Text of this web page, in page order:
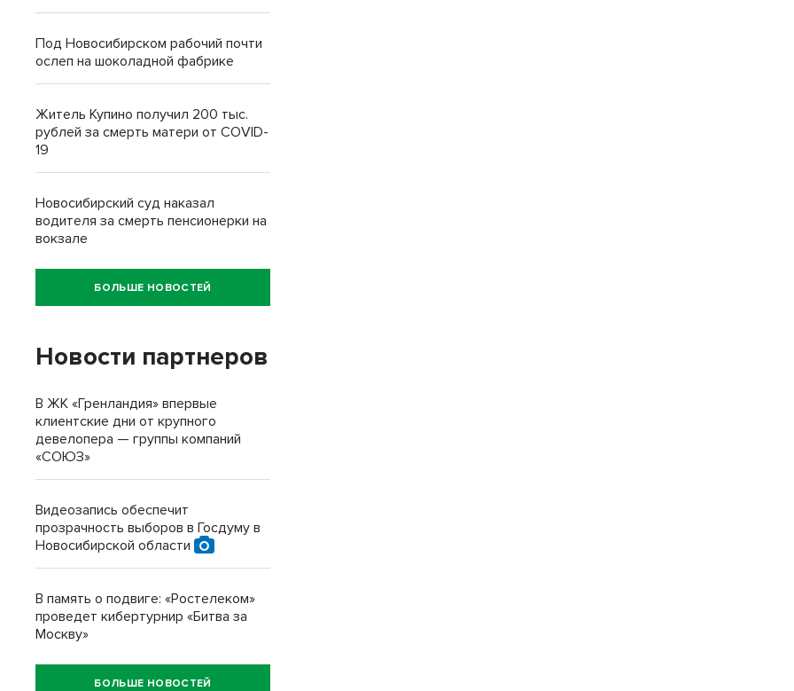
Под Новосибирском рабочий почти
ослеп на шоколадной фабрике
Житель Купино получил 200 тыс.
рублей за смерть матери от COVID-
19
Новосибирский суд наказал
водителя за смерть пенсионерки на
вокзале
БОЛЬШЕ НОВОСТЕЙ
Новости партнеров
В ЖК «Гренландия» впервые
клиентские дни от крупного
девелопера — группы компаний
«СОЮЗ»
Видеозапись обеспечит
прозрачность выборов в Госдуму в
Новосибирской области
В память о подвиге: «Ростелеком»
проведет кибертурнир «Битва за
Москву»
БОЛЬШЕ НОВОСТЕЙ